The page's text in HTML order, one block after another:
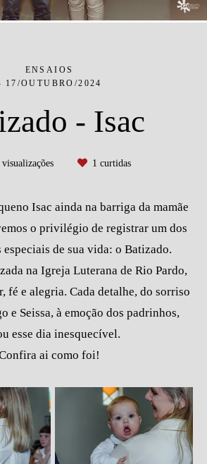
ENSAIOS
17/OUTUBRO/2024
- Isac
1 curtidas
Isac ainda na barriga da mamãe
o privilégio de registrar um dos
especiais de sua vida: o Batizado.
na Igreja Luterana de Rio Pardo,
fé e alegria. Cada detalhe, do sorriso
e Seissa, à emoção dos padrinhos,
esse dia inesquecível.
ai como foi!